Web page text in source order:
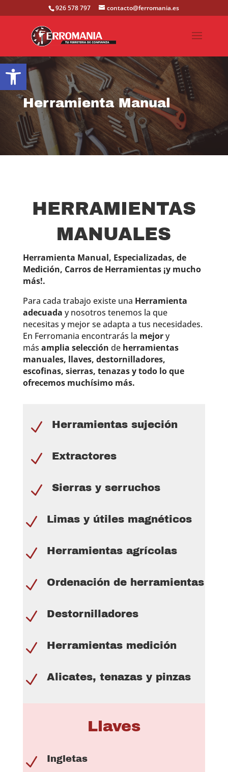
Abrir barra de herramientas
926 578 797 contacto@ferromania.es
Herramienta Manual
HERRAMIENTAS
MANUALES
Herramienta Manual, Especializadas, de
Medición, Carros de Herramientas ¡y mucho
más!.
Para cada trabajo existe una Herramienta
adecuada y nosotros tenemos la que
necesitas y mejor se adapta a tus necesidades.
En Ferromania encontrarás la mejory
más amplia selección de herramientas
manuales, llaves, destornilladores,
escofinas, sierras, tenazas y todo lo que
ofrecemos muchísimo más.
N Herramientas sujeción
N Extractores
N Sierras y serruchos
N Limas y útiles magnéticos
N Herramientas agrícolas
N Ordenación de herramientas
N Destornilladores
N Herramientas medición
N Alicates, tenazas y pinzas
Llaves
N Ingletas